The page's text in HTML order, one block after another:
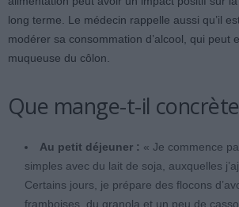
long terme. Le médecin rappelle aussi qu’il
modérer sa consommation d’alcool, qui peut
muqueuse du côlon.
Que mange-t-il
Au petit déjeuner : « Je commence
simples avec du lait de soja, auxquelles
Certains jours, je prépare des flocons
framboises, du granola et un peu de